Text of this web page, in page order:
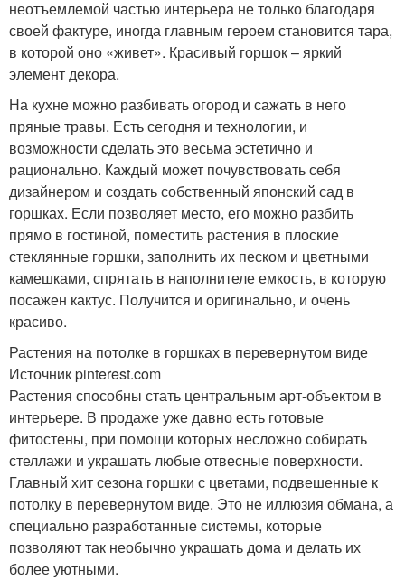
неотъемлемой частью интерьера не только благодаря
своей фактуре, иногда главным героем становится тара,
в которой оно «живет». Красивый горшок – яркий
элемент декора.
На кухне можно разбивать огород и сажать в него
пряные травы. Есть сегодня и технологии, и
возможности сделать это весьма эстетично и
рационально. Каждый может почувствовать себя
дизайнером и создать собственный японский сад в
горшках. Если позволяет место, его можно разбить
прямо в гостиной, поместить растения в плоские
стеклянные горшки, заполнить их песком и цветными
камешками, спрятать в наполнителе емкость, в которую
посажен кактус. Получится и оригинально, и очень
красиво.
Растения на потолке в горшках в перевернутом виде
Источник pinterest.com
Растения способны стать центральным арт-объектом в
интерьере. В продаже уже давно есть готовые
фитостены, при помощи которых несложно собирать
стеллажи и украшать любые отвесные поверхности.
Главный хит сезона горшки с цветами, подвешенные к
потолку в перевернутом виде. Это не иллюзия обмана, а
специально разработанные системы, которые
позволяют так необычно украшать дома и делать их
более уютными.